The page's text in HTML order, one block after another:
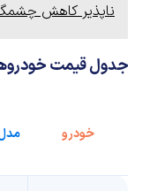
ناپذیر کاهش
جدول قیمت
خودرو